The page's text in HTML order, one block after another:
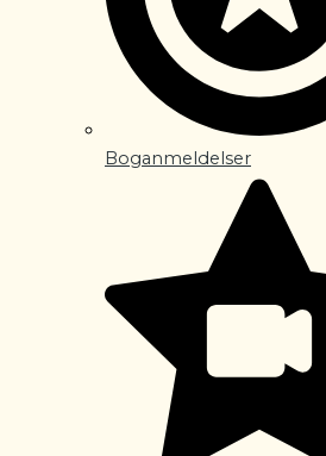
Boganmeldelser